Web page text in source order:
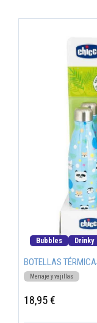
Bubbles Drinky
BOTELLAS
Menaje y vajillas
18,95 €